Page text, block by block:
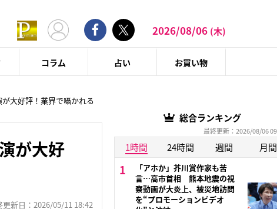
2026/08/06 (木)
コラム 占い お買い物
大好評！業界で囁かれる
が大好
新日：2026/05/11 18:42
総合ランキング
最終更新：2026/08/06
1時間 24時間 週間 月間
「アホか」芥川賞作家も苦
言…高市首相 熊本地震の視
察動画が大炎上、被災地訪問
を“プロモーションビデオ